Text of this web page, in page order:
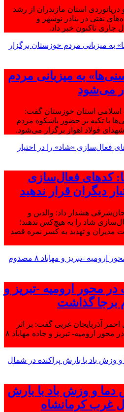
دریانوردی استان مازندران از رشد
نفتی در بنادر نوشهر و
جاری تاکنون خبر داد.
به میزبانی مردم
می‌شود
اسلامی استان خوزستان گفت:
با تکیه بر حضور باشکوه مردم
فولاد اهواز برگزار می‌شود.
کدهای فعال‌سازی
دیگران قرار ندهید
هشدار داد: والدین و
شاد را به هیچ‌کس ندهند؛
مدیران و تهدید به کسر نمره قصد
محور ارومیه -تبریز و
احمر آذربایجان غربی گفت: بر اثر
بروز دو سانحه تصادف در محور ارومیه- تبریز و جاده مهاباد ۸
و وزش باد با بارش
غرب کرمانشاه